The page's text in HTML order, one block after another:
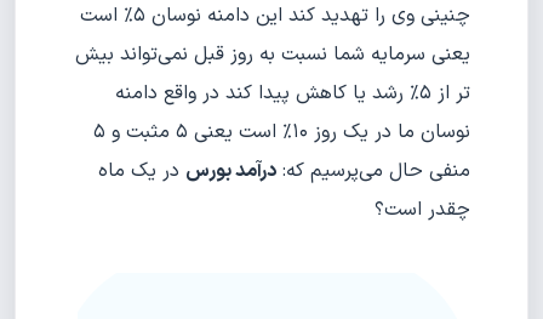
چنینی وی را تهدید کند این دامنه نوسان ۵% است
یعنی سرمایه شما نسبت به روز قبل نمی‌تواند بیش
تر از ۵% رشد یا کاهش پیدا کند در واقع دامنه
نوسان ما در یک روز ۱۰% است یعنی ۵ مثبت و ۵
منفی حال می‌پرسیم که: درآمد بورس در یک ماه
چقدر است؟